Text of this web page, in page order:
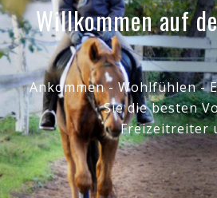
Willkommen auf
Ankommen - Wohlfühlen -
Sie die besten
Freizeitreiter